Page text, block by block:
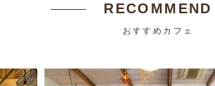
RECOMMEND
おすすめカフェ